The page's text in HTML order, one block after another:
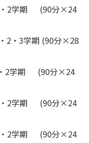
2学期 (90分×24
3学期 (90分×28
学期 (90分×24
2学期 (90分×24
学期 (90分×24